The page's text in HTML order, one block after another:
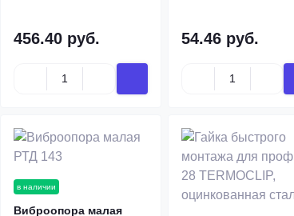
456.40 руб. 54.46 руб.
в наличии
Виброопора малая